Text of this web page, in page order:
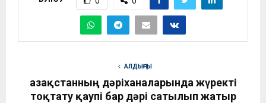
АЛДЫҢҒЫ
Қазақстанның дәріханаларында жүректі
тоқтату қаупі бар дәрі сатылып жатыр